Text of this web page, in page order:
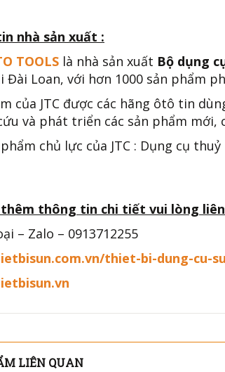
nhà sản xuất :
TOOLS là nhà sản xuất Bộ dụng
Đài Loan, với hơn 1000 sản phẩm
của JTC được các hãng ôtô tin
và phát triển các sản phẩm
phẩm chủ lực của JTC : Dụng cụ
thông tin chi tiết vui lòng
– Zalo – 0913712255
thiet-bi-dung-cu-
LIÊN QUAN